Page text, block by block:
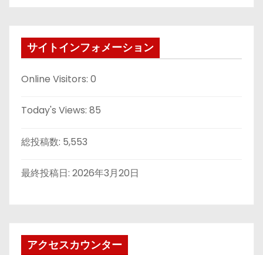
サイトインフォメーション
Online Visitors: 0
Today's Views: 85
総投稿数: 5,553
最終投稿日: 2026年3月20日
アクセスカウンター